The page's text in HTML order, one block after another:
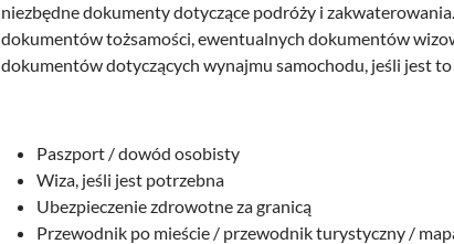
niezbędne dokumenty dotyczące podróży i
dokumentów tożsamości, ewentualnych dokumentów
dokumentów dotyczących wynajmu samochodu, jeśli jest to
Paszport / dowód osobisty
Wiza, jeśli jest potrzebna
Ubezpieczenie zdrowotne za granicą
Przewodnik po mieście / przewodnik turystyczny /